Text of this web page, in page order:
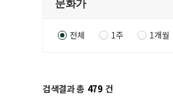
전체 1주 1개월
검색결과 총 479 건